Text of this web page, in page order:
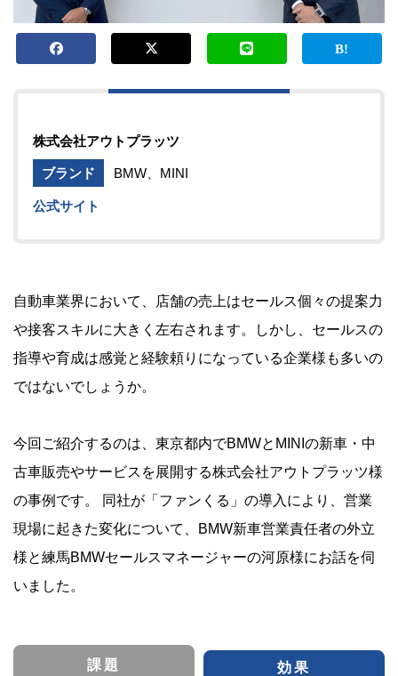
株式会社アウトプラッツ
ブランド BMW、MINI
公式サイト
自動車業界において、店舗の売上はセールス個々の提案力
や接客スキルに大きく左右されます。しかし、セールスの
指導や育成は感覚と経験頼りになっている企業様も多いの
ではないでしょうか。
今回ご紹介するのは、東京都内でBMWとMINIの新車・中
古車販売やサービスを展開する株式会社アウトプラッツ様
の事例です。 同社が「ファンくる」の導入により、営業
現場に起きた変化について、BMW新車営業責任者の外立
様と練馬BMWセールスマネージャーの河原様にお話を伺
いました。
課題 効果